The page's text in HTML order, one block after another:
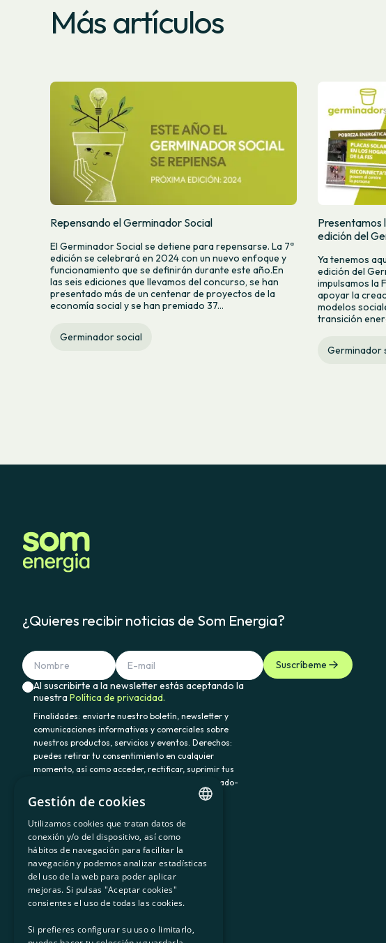
Más artículos
Repensando el Germinador Social
El Germinador Social se detiene para repensarse. La 7ª
edición se celebrará en 2024 con un nuevo enfoque y
funcionamiento que se definirán durante este año.En
las seis ediciones que llevamos del concurso, se han
presentado más de un centenar de proyectos de la
economía social y se han premiado 37...
Germinador social
Presentamos
edición del
Ya tenemos
edición del
impulsamos la
apoyar la
modelos
transición
Germinador
¿Quieres recibir noticias de Som Energia?
Suscríbeme
Al suscribirte a la newsletter estás aceptando la
nuestraPolítica de privacidad.
Finalidades: enviarte nuestro boletín, newsletter y
comunicaciones informativas y comerciales sobre
nuestros productos, servicios y eventos. Derechos:
puedes retirar tu consentimiento en cualquier
momento, así como acceder, rectificar, suprimir tus
datos y demás derechos en somenergia@delegado-
datos.com. Información adicional:
Política de
privacidad.
900 103 605
CATALAN
SPANISH
GL
BASQUE
Gestión de cookies
Utilizamos cookies que tratan datos de
conexión y/o del dispositivo, así como
hábitos de navegación para facilitar la
navegación y podemos analizar estadísticas
del uso de la web para poder aplicar
mejoras. Si pulsas "Aceptar cookies"
consientes el uso de todas las cookies.
Si prefieres configurar su uso o limitarlo,